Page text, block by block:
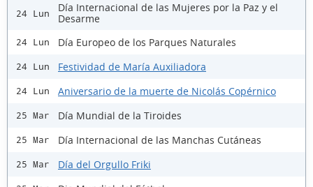
24 Lun
Día Internacional de las Mujeres por la Paz y el
Desarme
24 Lun Día Europeo de los Parques Naturales
24 Lun Festividad de María Auxiliadora
24 Lun Aniversario de la muerte de Nicolás Copérnico
25 Mar Día Mundial de la Tiroides
25 Mar Día Internacional de las Manchas Cutáneas
25 Mar Día del Orgullo Friki